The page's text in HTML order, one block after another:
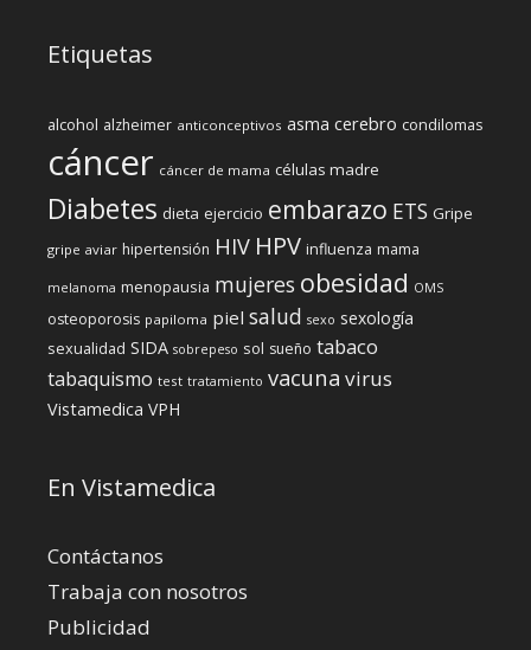
Etiquetas
alcohol alzheimer anticonceptivos asma cerebro condilomas
cáncer cáncer de mama células madre
Diabetes dieta ejercicio embarazo ETS Gripe
gripe aviar hipertensión HIV HPV influenza mama
melanoma menopausia mujeres obesidad OMS
osteoporosis papiloma piel salud sexo sexología
sexualidad SIDA sobrepeso sol sueño tabaco
tabaquismo test tratamiento vacuna virus
Vistamedica VPH
En Vistamedica
Contáctanos
Trabaja con nosotros
Publicidad